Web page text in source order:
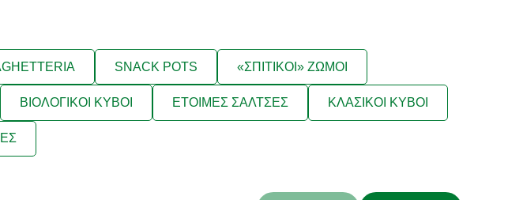
SNACK POTS «ΣΠΙΤΙΚΟΙ» ΖΩΜΟΙ
ΒΙΟΛΟΓΙΚΟΙ ΚΥΒΟΙ ΕΤΟΙΜΕΣ ΣΑΛΤΣΕΣ ΚΛΑΣΙΚΟΙ ΚΥΒΟΙ